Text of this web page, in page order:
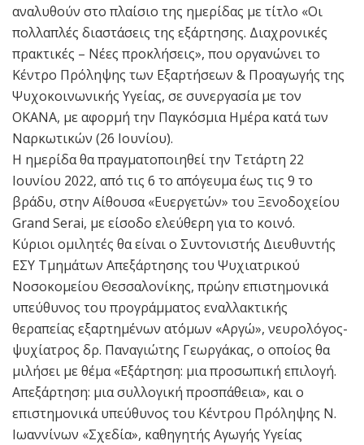
αναλυθούν στο πλαίσιο της ημερίδας με τίτλο «Οι
πολλαπλές διαστάσεις της εξάρτησης. Διαχρονικές
πρακτικές – Νέες προκλήσεις», που οργανώνει το
Κέντρο Πρόληψης των Εξαρτήσεων & Προαγωγής της
Ψυχοκοινωνικής Υγείας, σε συνεργασία με τον
ΟΚΑΝΑ, με αφορμή την Παγκόσμια Ημέρα κατά των
Ναρκωτικών (26 Ιουνίου).
Η ημερίδα θα πραγματοποιηθεί την Τετάρτη 22
Ιουνίου 2022, από τις 6 το απόγευμα έως τις 9 το
βράδυ, στην Αίθουσα «Ευεργετών» του Ξενοδοχείου
Grand Serai, με είσοδο ελεύθερη για το κοινό.
Κύριοι ομιλητές θα είναι ο Συντονιστής Διευθυντής
ΕΣΥ Τμημάτων Απεξάρτησης του Ψυχιατρικού
Νοσοκομείου Θεσσαλονίκης, πρώην επιστημονικά
υπεύθυνος του προγράμματος εναλλακτικής
θεραπείας εξαρτημένων ατόμων «Αργώ», νευρολόγος-
ψυχίατρος δρ. Παναγιώτης Γεωργάκας, ο οποίος θα
μιλήσει με θέμα «Εξάρτηση: μια προσωπική επιλογή.
Απεξάρτηση: μια συλλογική προσπάθεια», και ο
επιστημονικά υπεύθυνος του Κέντρου Πρόληψης Ν.
Ιωαννίνων «Σχεδία», καθηγητής Αγωγής Υγείας